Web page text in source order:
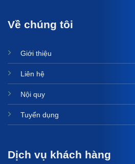
Về chúng tôi
Giới thiệu
Liên hệ
Nội quy
Tuyển dụng
Dịch vụ khách hàng